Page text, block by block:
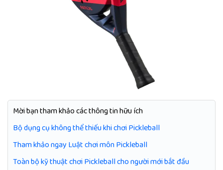
Mời bạn tham khảo các thông tin hữu ích
Bộ dụng cụ không thể thiếu khi chơi Pickleball
Tham khảo ngay Luật chơi môn Pickleball
Toàn bộ kỹ thuật chơi Pickleball cho người mới bắt đầu